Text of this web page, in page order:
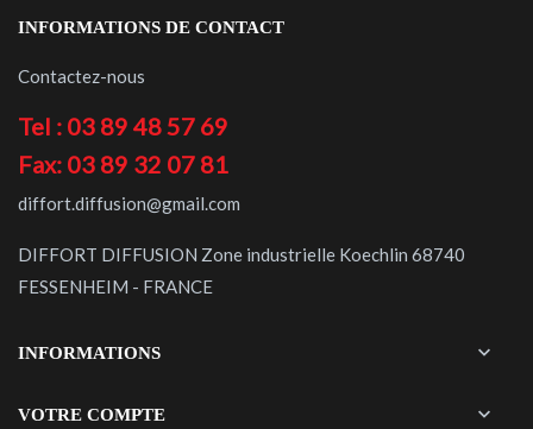
INFORMATIONS DE CONTACT
Contactez-nous
Tel : 03 89 48 57 69
Fax: 03 89 32 07 81
diffort.diffusion@gmail.com
DIFFORT DIFFUSION Zone industrielle Koechlin 68740
FESSENHEIM - FRANCE
INFORMATIONS 
VOTRE COMPTE 